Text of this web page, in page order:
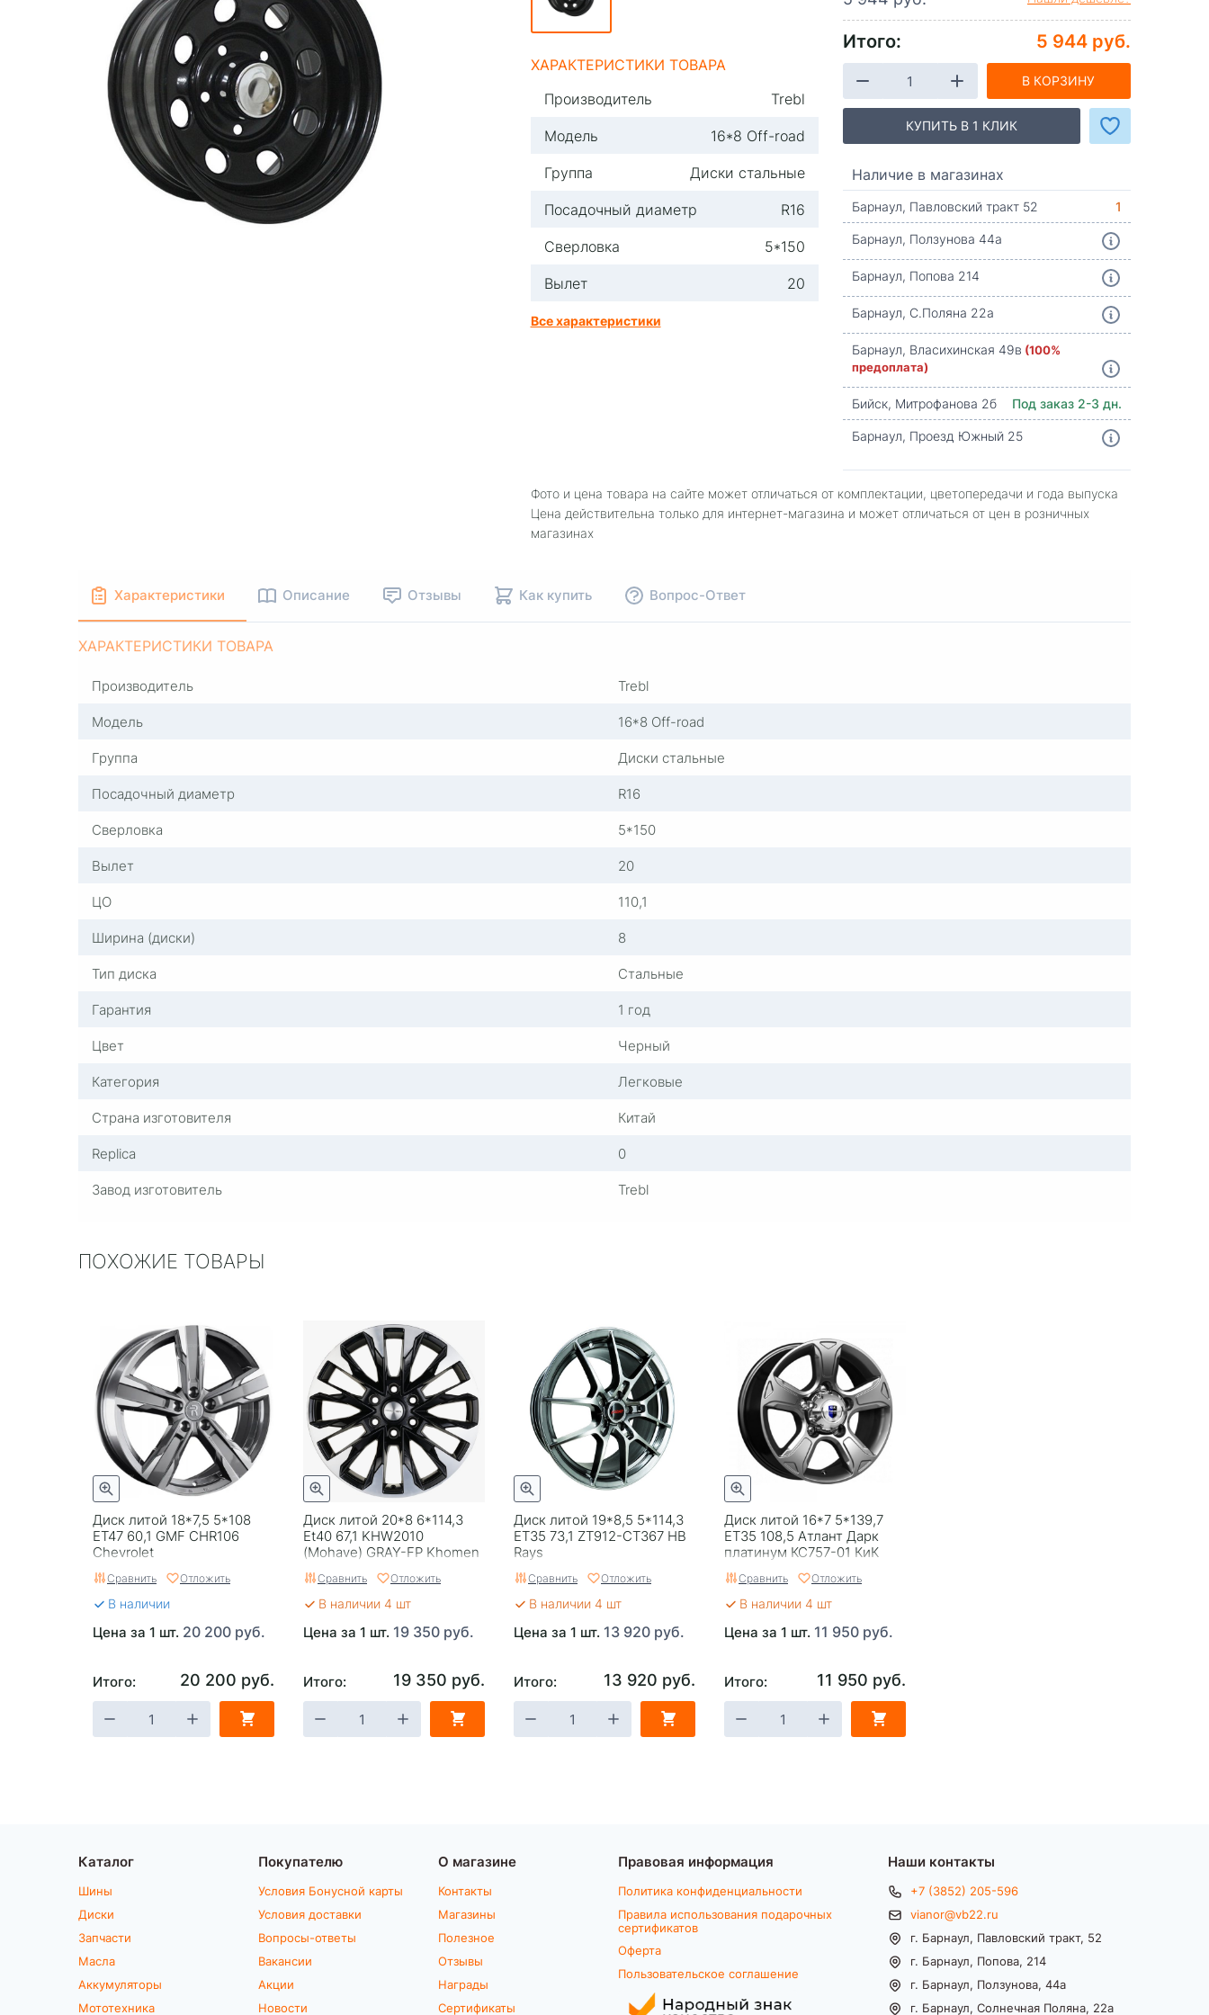
ХАРАКТЕРИСТИКИ ТОВАРА
Производитель
Trebl
Модель
16*8 Off-road
Группа
Диски стальные
Посадочный диаметр
R16
Сверловка
5*150
Вылет
20
Все характеристики
Итого: 5 944 руб.
В КОРЗИНУ
КУПИТЬ В 1 КЛИК
Наличие в магазинах
Барнаул, Павловский тракт 52
1
Барнаул, Ползунова 44а
Барнаул, Попова 214
Барнаул, С.Поляна 22а
Барнаул, Власихинская 49в (100%
предоплата)
Бийск, Митрофанова 2б
Под заказ 2-3 дн.
Барнаул, Проезд Южный 25
Фото и цена товара на сайте может отличаться от комплектации, цветопередачи и года выпуска
Цена действительна только для интернет-магазина и может отличаться от цен в розничных
магазинах
Характеристики Описание Отзывы Как купить Вопрос-Ответ
ХАРАКТЕРИСТИКИ ТОВАРА
Производитель
Trebl
Модель
16*8 Off-road
Группа
Диски стальные
Посадочный диаметр
R16
Сверловка
5*150
Вылет
20
ЦО
110,1
Ширина (диски)
8
Тип диска
Стальные
Гарантия
1 год
Цвет
Черный
Категория
Легковые
Страна изготовителя
Китай
Replica
0
Завод изготовитель
Trebl
ПОХОЖИЕ ТОВАРЫ
Диск литой 18*7,5 5*108
ET47 60,1 GMF CHR106
Chevrolet
Сравнить Отложить
В наличии
Цена за 1 шт. 20 200 руб.
Итого: 20 200 руб.
Диск литой 20*8 6*114,3
Et40 67,1 KHW2010
(Mohave) GRAY-FP Khomen
Сравнить Отложить
В наличии 4 шт
Цена за 1 шт. 19 350 руб.
Итого: 19 350 руб.
Диск литой 19*8,5 5*114,3
ЕТ35 73,1 ZT912-CT367 HB
Rays
Сравнить Отложить
В наличии 4 шт
Цена за 1 шт. 13 920 руб.
Итого: 13 920 руб.
Диск литой 16*7 5*139,7
ET35 108,5 Атлант Дарк
платинум КС757-01 КиК
Сравнить Отложить
В наличии 4 шт
Цена за 1 шт. 11 950 руб.
Итого: 11 950 руб.
Каталог
Шины
Диски
Запчасти
Масла
Аккумуляторы
Мототехника
Покупателю
Условия Бонусной карты
Условия доставки
Вопросы-ответы
Вакансии
Акции
Новости
О магазине
Контакты
Магазины
Полезное
Отзывы
Награды
Сертификаты
Правовая информация
Политика конфиденциальности
Правила использования подарочных
сертификатов
Оферта
Пользовательское соглашение
Наши контакты
+7 (3852) 205-596
vianor@vb22.ru
г. Барнаул, Павловский тракт, 52
г. Барнаул, Попова, 214
г. Барнаул, Ползунова, 44а
г. Барнаул, Солнечная Поляна, 22а